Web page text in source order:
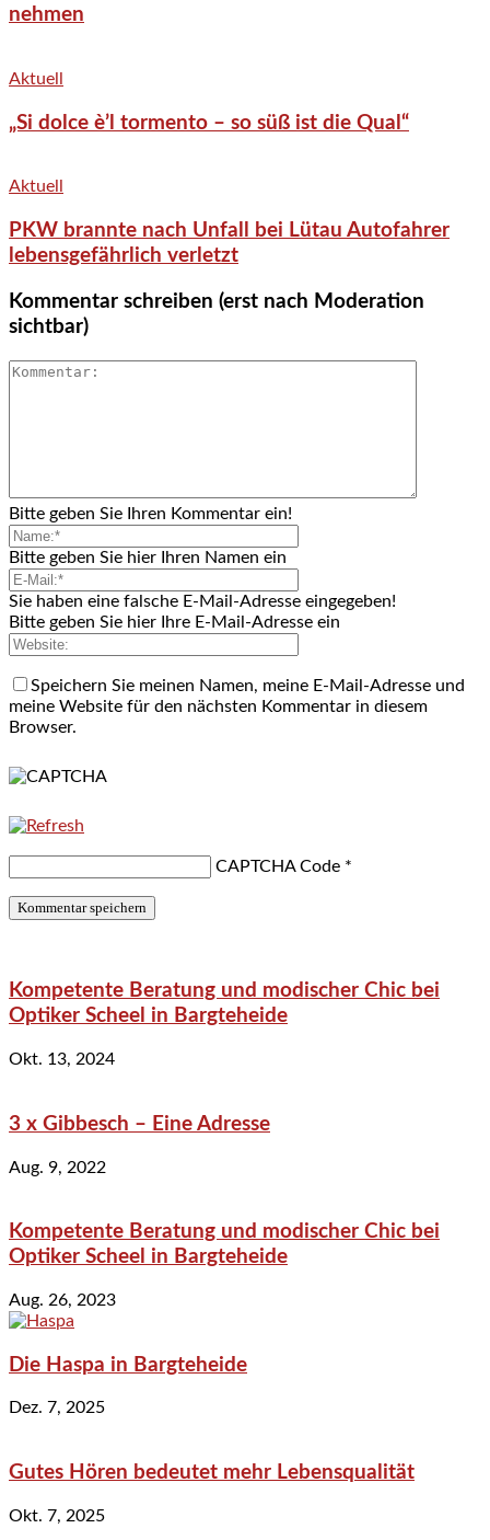
nehmen
Aktuell
„Si dolce è’l tormento – so süß ist die Qual“
Aktuell
PKW brannte nach Unfall bei Lütau Autofahrer
lebensgefährlich verletzt
Kommentar schreiben (erst nach Moderation
sichtbar)
Bitte geben Sie Ihren Kommentar ein!
Bitte geben Sie hier Ihren Namen ein
Sie haben eine falsche E-Mail-Adresse eingegeben!
Bitte geben Sie hier Ihre E-Mail-Adresse ein
Speichern Sie meinen Namen, meine E-Mail-Adresse und
meine Website für den nächsten Kommentar in diesem
Browser.
CAPTCHA Code *
Kompetente Beratung und modischer Chic bei
Optiker Scheel in Bargteheide
Okt. 13, 2024
3 x Gibbesch – Eine Adresse
Aug. 9, 2022
Kompetente Beratung und modischer Chic bei
Optiker Scheel in Bargteheide
Aug. 26, 2023
Die Haspa in Bargteheide
Dez. 7, 2025
Gutes Hören bedeutet mehr Lebensqualität
Okt. 7, 2025